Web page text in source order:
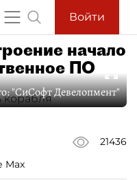
Войти
начало
ПО
"СиСофт Девелопмент"
21436
Max